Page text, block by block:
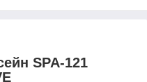
SPA-121